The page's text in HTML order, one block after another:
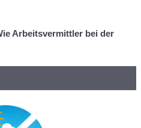
Arbeitsvermittler bei der